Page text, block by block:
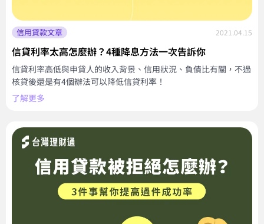
信用貸款文章 2021.04.15
信貸利率太高怎麼辦？4種降息方法一次告訴你
信貸利率高低與申貸人的收入背景、信用狀況、負債比有關，不過
核貸後還是有4個辦法可以降低信貸利率！
了解更多